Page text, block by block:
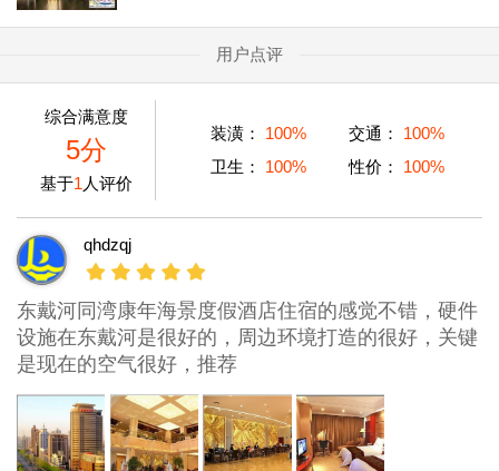
用户点评
综合满意度
5分
基于1 人评价
装潢： 100% 交通：
100%
卫生：
100% 性价： 100%
qhdzqj
东戴河同湾康年海景度假酒店住宿的感觉不错，硬件
设施在东戴河是很好的，周边环境打造的很好，关键
是现在的空气很好，推荐